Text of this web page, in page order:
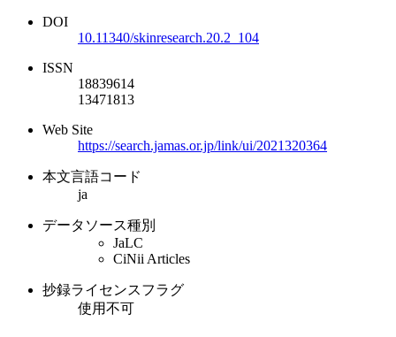
DOI
10.11340/skinresearch.20.2_104
ISSN
18839614
13471813
Web Site
https://search.jamas.or.jp/link/ui/2021320364
本文言語コード
ja
データソース種別
JaLC
CiNii Articles
抄録ライセンスフラグ
使用不可